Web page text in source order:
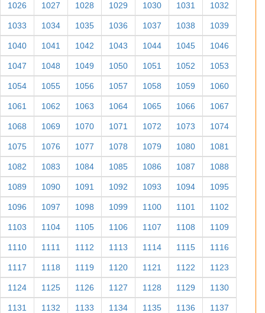
1026 1027 1028 1029 1030 1031 1032
1033 1034 1035 1036 1037 1038 1039
1040 1041 1042 1043 1044 1045 1046
1047 1048 1049 1050 1051 1052 1053
1054 1055 1056 1057 1058 1059 1060
1061 1062 1063 1064 1065 1066 1067
1068 1069 1070 1071 1072 1073 1074
1075 1076 1077 1078 1079 1080 1081
1082 1083 1084 1085 1086 1087 1088
1089 1090 1091 1092 1093 1094 1095
1096 1097 1098 1099 1100 1101 1102
1103 1104 1105 1106 1107 1108 1109
1110 1111 1112 1113 1114 1115 1116
1117 1118 1119 1120 1121 1122 1123
1124 1125 1126 1127 1128 1129 1130
1131 1132 1133 1134 1135 1136 1137